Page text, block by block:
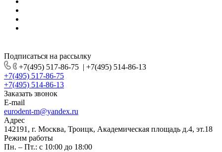
Подписаться на рассылку
+7(495) 517-86-75 | +7(495) 514-86-13
+7(495) 517-86-75
+7(495) 514-86-13
Заказать звонок
E-mail
eurodent-m@yandex.ru
Адрес
142191, г. Москва, Троицк, Академическая площадь д.4, эт.18
Режим работы
Пн. – Пт.: с 10:00 до 18:00